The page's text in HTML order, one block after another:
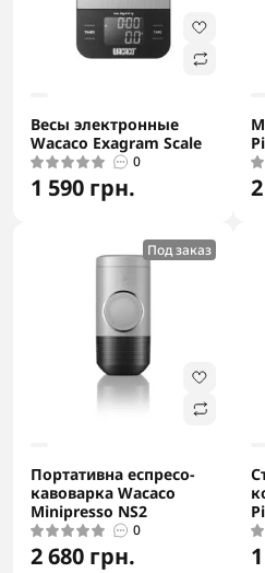
Весы электронные
Wacaco Exagram Scale
0
1 590 грн.
Под заказ
Портативна еспресо-
кавоварка Wacaco
Minipresso NS2
0
2 680 грн.